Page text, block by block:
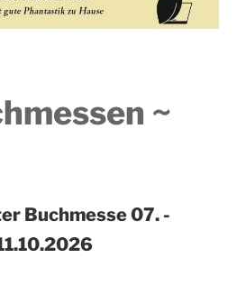
~
Buchmesse07. -